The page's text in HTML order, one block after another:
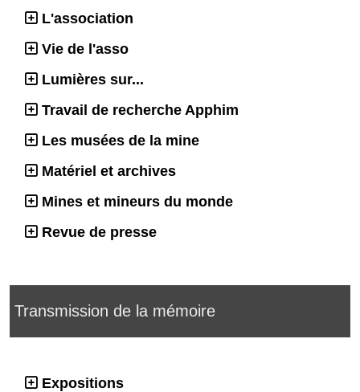
L'association
Vie de l'asso
Lumières sur...
Travail de recherche Apphim
Les musées de la mine
Matériel et archives
Mines et mineurs du monde
Revue de presse
Transmission de la mémoire
Expositions